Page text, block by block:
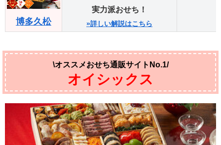
博多久松
実力派おせち！
»詳しい解説はこちら
\オススメおせち通販サイトNo.1/
オイシックス